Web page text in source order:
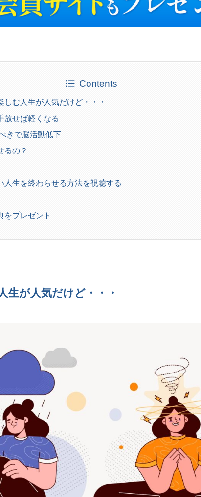
Contents
しむ人生が人気だけど・・・
放せば軽くなる
きで脳活動低下
るの？
人生を終わらせる方法を視聴する
をプレゼント
生が人気だけど・・・